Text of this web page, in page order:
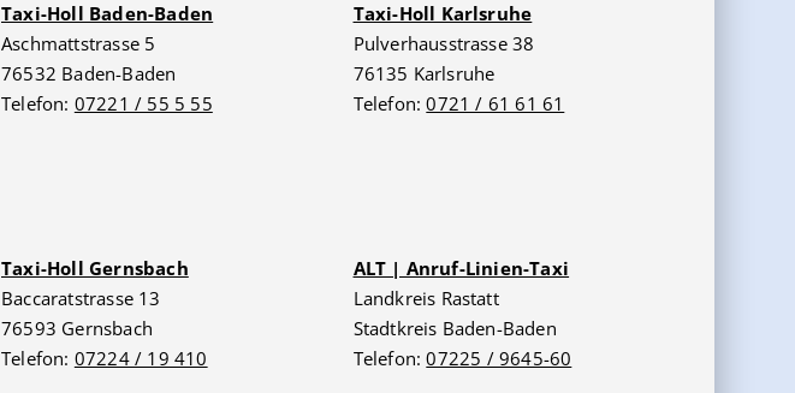
Taxi-Holl Baden-Baden
Aschmattstrasse 5
76532 Baden-Baden
Telefon: 07221 / 55 5 55
Taxi-Holl Karlsruhe
Pulverhausstrasse 38
76135 Karlsruhe
Telefon:0721 / 61 61 61
Taxi-Holl Gernsbach
Baccaratstrasse 13
76593 Gernsbach
Telefon: 07224 / 19 410
ALT | Anruf-Linien-Taxi
Landkreis Rastatt
Stadtkreis Baden-Baden
Telefon:07225 / 9645-60